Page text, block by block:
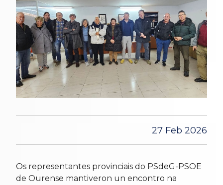
27 Feb 2026
Os representantes provinciais do PSdeG-PSOE
de Ourense mantiveron un encontro na